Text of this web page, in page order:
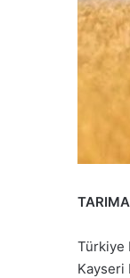
Türkiye
Kayseri